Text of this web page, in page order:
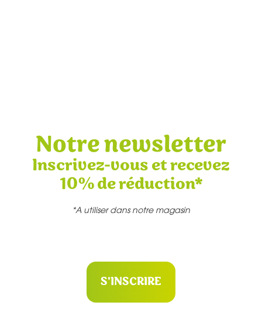
Notre newsletter
Inscrivez-vous et recevez
10% de réduction*
*A utiliser dans notre magasin
S'INSCRIRE